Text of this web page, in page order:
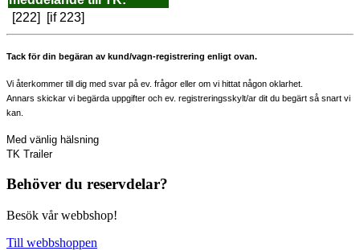
[222] [if 223]
Tack för din begäran av kund/vagn-registrering enligt ovan.
Vi återkommer till dig med svar på ev. frågor eller om vi hittat någon oklarhet.
Annars skickar vi begärda uppgifter och ev. registreringsskylt/ar dit du begärt så snart vi
kan.
Med vänlig hälsning
TK Trailer
Behöver du reservdelar?
Besök vår webbshop!
Till webbshoppen